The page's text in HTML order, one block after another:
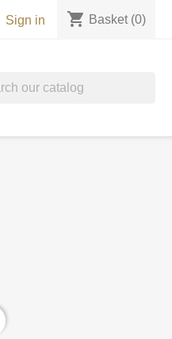
Sign in shopping_cart Basket (0)